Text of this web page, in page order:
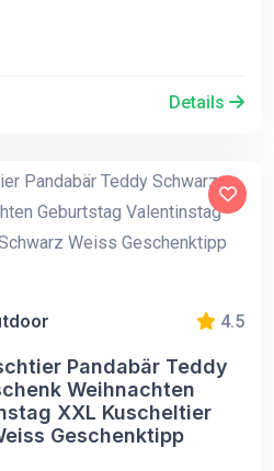
Details
4.5
Pandabär Teddy
Weihnachten
XXL Kuscheltier
Geschenktipp